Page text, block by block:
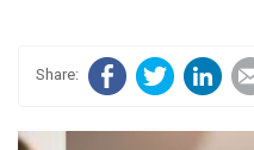
FacebookTwitter